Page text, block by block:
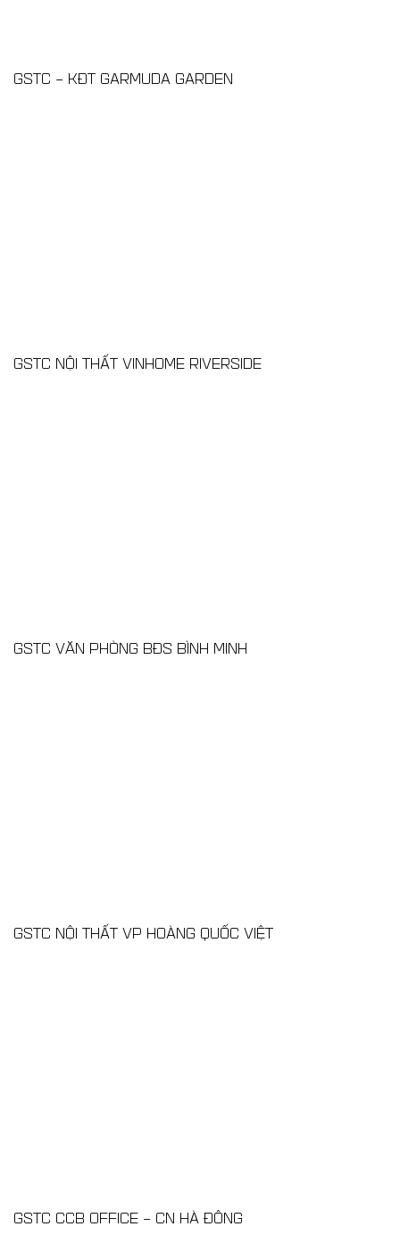
GSTC – KĐT GARMUDA GARDEN
GSTC NỘI THẤT VINHOME RIVERSIDE
GSTC VĂN PHÒNG BĐS BÌNH MINH
GSTC NỘI THẤT VP HOÀNG QUỐC VIỆT
GSTC CCB OFFICE – CN HÀ ĐÔNG